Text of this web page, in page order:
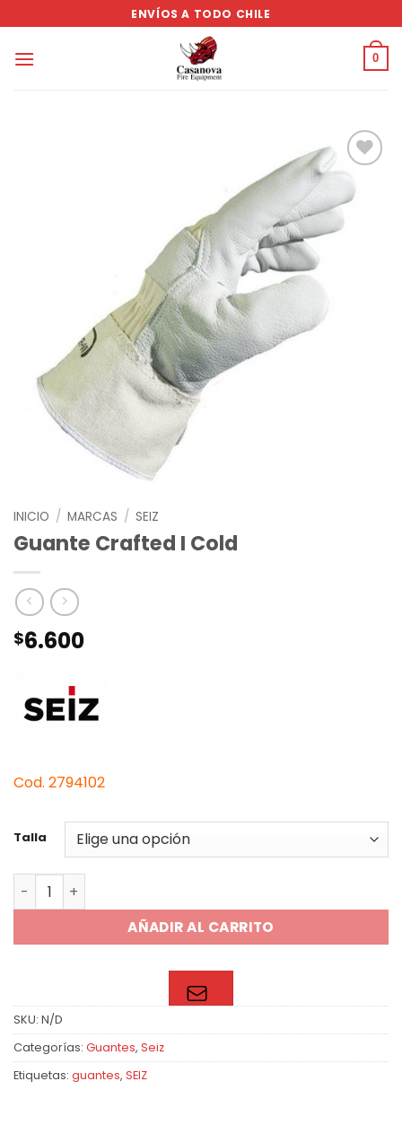
al
contenido
ENVÍOS A TODO CHILE
0
INICIO / MARCAS / SEIZ
Guante Crafted I Cold
$6.600
Cod. 2794102
Talla
Guante Crafted I Cold cantidad
AÑADIR AL CARRITO
SKU: N/D
Categorías: Guantes, Seiz
Etiquetas: guantes, SEIZ